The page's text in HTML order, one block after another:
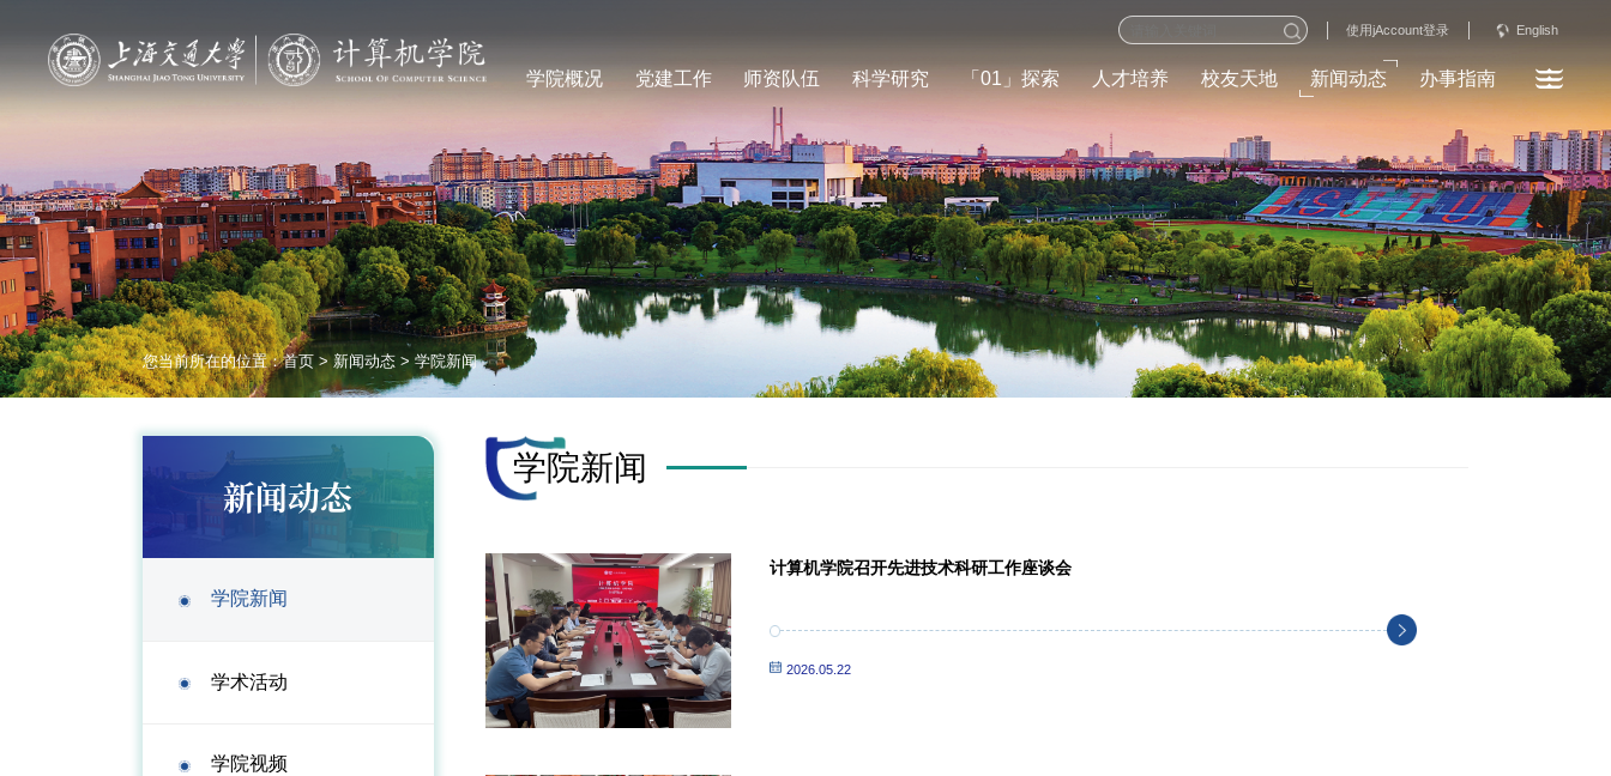
使用jAccount登录 English
学院概况 党建工作 师资队伍 科学研究 「01」探索 人才培养 校友天地 新闻动态 办事指南
您当前所在的位置：首页 >新闻动态> 学院新闻
新闻动态
学院新闻
学术活动
学院视频
学院新闻
计算机学院召开先进技术科研工作座谈会
2026.05.22